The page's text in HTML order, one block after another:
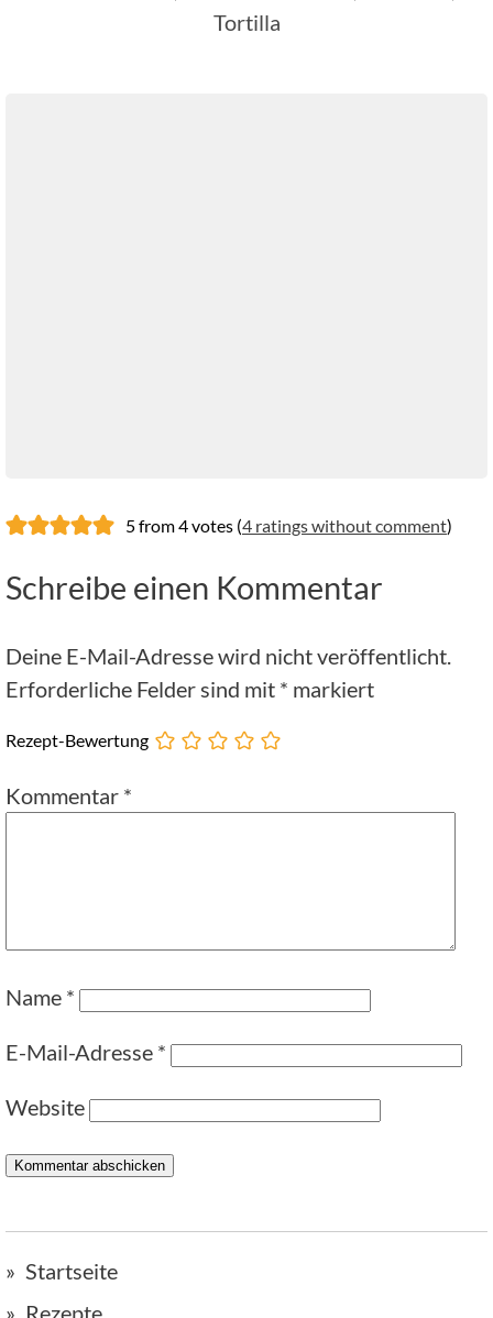
Tortilla
5 from 4 votes (4 ratings without comment)
Schreibe einen Kommentar
Deine E-Mail-Adresse wird nicht veröffentlicht.
Erforderliche Felder sind mit * markiert
Rezept-Bewertung
Kommentar *
Name *
E-Mail-Adresse *
Website
Startseite
Rezepte